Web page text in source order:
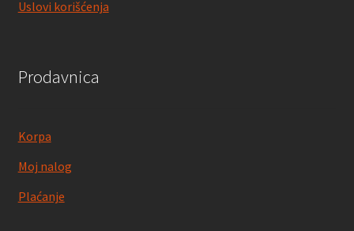
Uslovi korišćenja
Prodavnica
Korpa
Moj nalog
Plaćanje